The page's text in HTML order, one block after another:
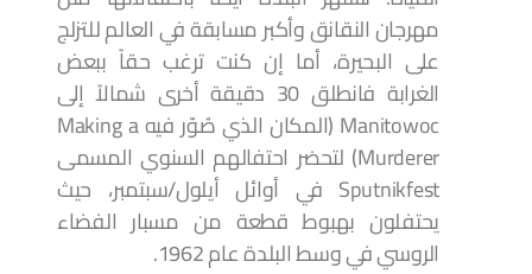
مهرجان النقانق وأكبر مسابقة في العالم للتزلج
على البحيرة، أما إن كنت ترغب حقاً ببعض
الغرابة فانطلق 30 دقيقة أخرى شمالاً إلى
Manitowoc (المكان الذي صُوّر فيه Making a
Murderer) لتحضر احتفالهم السنوي المسمى
Sputnikfest في أوائل أيلول/سبتمبر، حيث
يحتفلون بهبوط قطعة من مسبار الفضاء
الروسي في وسط البلدة عام 1962.